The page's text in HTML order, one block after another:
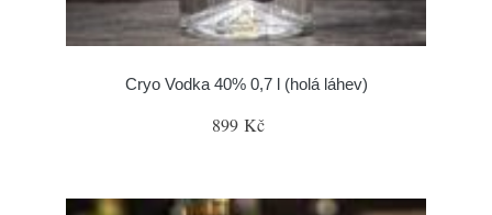
Cryo Vodka 40% 0,7 l (holá láhev)
899 Kč